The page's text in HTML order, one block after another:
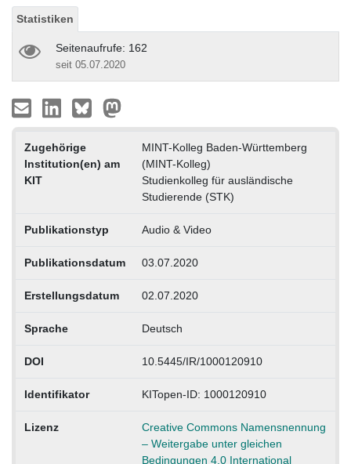
Statistiken
Seitenaufrufe: 162
seit 05.07.2020
Zugehörige
Institution(en) am
KIT
MINT-Kolleg Baden-Württemberg
(MINT-Kolleg)
Studienkolleg für ausländische
Studierende (STK)
Publikationstyp Audio & Video
Publikationsdatum 03.07.2020
Erstellungsdatum 02.07.2020
Sprache Deutsch
DOI 10.5445/IR/1000120910
Identifikator KITopen-ID: 1000120910
Lizenz
Creative Commons Namensnennung
– Weitergabe unter gleichen
Bedingungen 4.0 International